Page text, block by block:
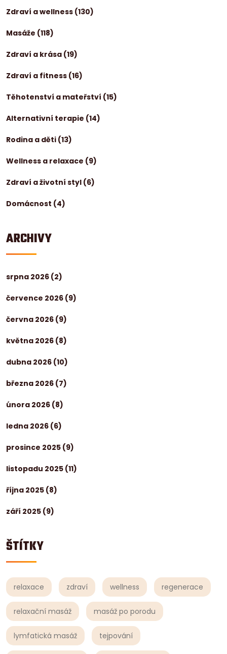
Zdraví a wellness (130)
Masáže (118)
Zdraví a krása (19)
Zdraví a fitness (16)
Těhotenství a mateřství (15)
Alternativní terapie (14)
Rodina a děti (13)
Wellness a relaxace (9)
Zdraví a životní styl (6)
Domácnost (4)
ARCHIVY
srpna 2026 (2)
července 2026 (9)
června 2026 (9)
května 2026 (8)
dubna 2026 (10)
března 2026 (7)
února 2026 (8)
ledna 2026 (6)
prosince 2025 (9)
listopadu 2025 (11)
října 2025 (8)
září 2025 (9)
ŠTÍTKY
relaxace zdraví wellness regenerace
relaxační masáž masáž po porodu
lymfatická masáž tejpování